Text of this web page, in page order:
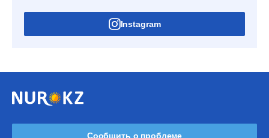
Instagram
Сообщить о проблеме